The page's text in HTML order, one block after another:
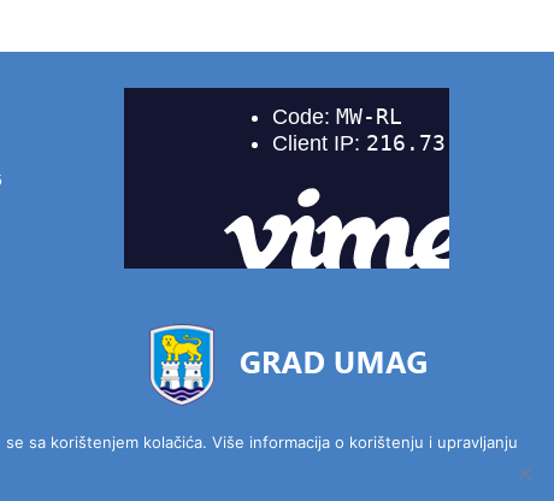
sa korištenjem kolačića. Više informacija o korištenju i upravljanju